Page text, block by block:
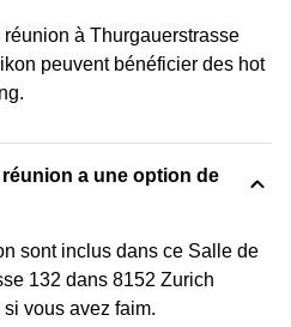
à Thurgauerstrasse
peuvent bénéficier des hot
réunion a une option de
sont inclus dans ce Salle de
132 dans 8152 Zurich
vous avez faim.